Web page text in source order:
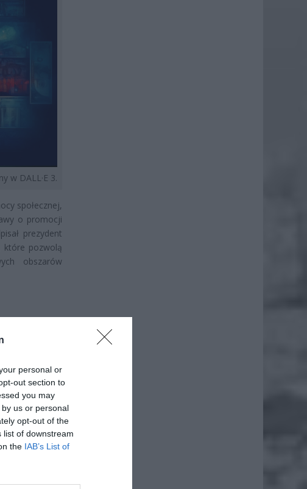
personal or
out section to
you may
us or personal
opt-out of the
list of downstream
the IAB’s List of
w DALL·E 3.
społecznej,
o promocji
prezydent
które pozwolą
obszarów